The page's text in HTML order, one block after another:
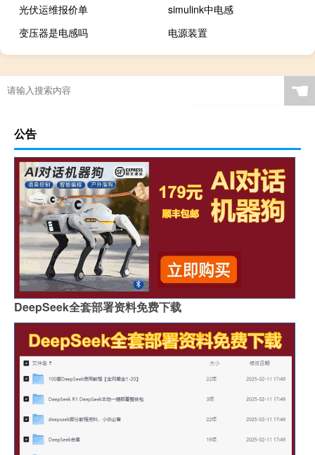
光伏运维报价单
simulink中电感
变压器是电感吗
电源装置
☚
公告
DeepSeek全套部署资料免费下载